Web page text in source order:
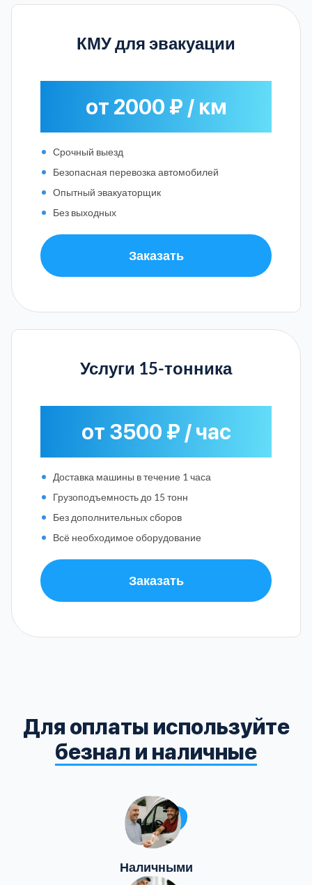
КМУ для эвакуации
от 2000 ₽ / км
Срочный выезд
Безопасная перевозка автомобилей
Опытный эвакуаторщик
Без выходных
Заказать
Услуги 15-тонника
от 3500 ₽ / час
Доставка машины в течение 1 часа
Грузоподъемность до 15 тонн
Без дополнительных сборов
Всё необходимое оборудование
Заказать
Для оплаты используйте
безнал и наличные
Наличными